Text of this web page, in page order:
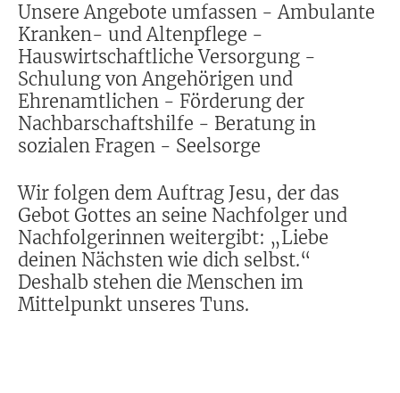
Unsere Angebote umfassen - Ambulante
Kranken- und Altenpflege -
Hauswirtschaftliche Versorgung -
Schulung von Angehörigen und
Ehrenamtlichen - Förderung der
Nachbarschaftshilfe - Beratung in
sozialen Fragen - Seelsorge
Wir folgen dem Auftrag Jesu, der das
Gebot Gottes an seine Nachfolger und
Nachfolgerinnen weitergibt: „Liebe
deinen Nächsten wie dich selbst.“
Deshalb stehen die Menschen im
Mittelpunkt unseres Tuns.